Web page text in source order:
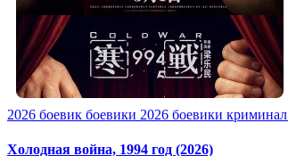
2026 боевик боевики 2026 боевики криминал
Холодная война, 1994 год (2026)